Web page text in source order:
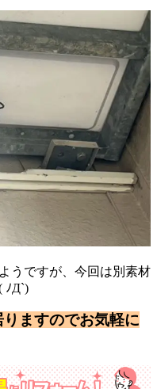
うですが、今回は別素材
ﾉД`)
ますのでお気軽に